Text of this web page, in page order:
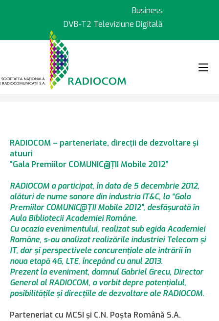
Business
DVB-T2 Televiziune Digitală
>
RADIOCOM – parteneriate, direcţii de dezvoltare şi
atuuri
“Gala Premiilor COMUNIC@ŢII Mobile 2012”
RADIOCOM a participat, în data de 5 decembrie 2012,
alături de nume sonore din industria IT&C, la “Gala
Premiilor COMUNIC@ŢII Mobile 2012”, desfăşurată în
Aula Bibliotecii Academiei Române.
Cu ocazia evenimentului, realizat sub egida Academiei
Române, s-au analizat realizările industriei Telecom şi
IT, dar şi perspectivele concurenţiale ale intrării în
noua etapă 4G, LTE, începând cu anul 2013.
Prezent la eveniment, domnul Gabriel Grecu, Director
General al RADIOCOM, a vorbit depre potenţialul,
posibilităţile şi direcţiile de dezvoltare ale RADIOCOM.
Parteneriat cu MCSI şi C.N. Poşta Română S.A.